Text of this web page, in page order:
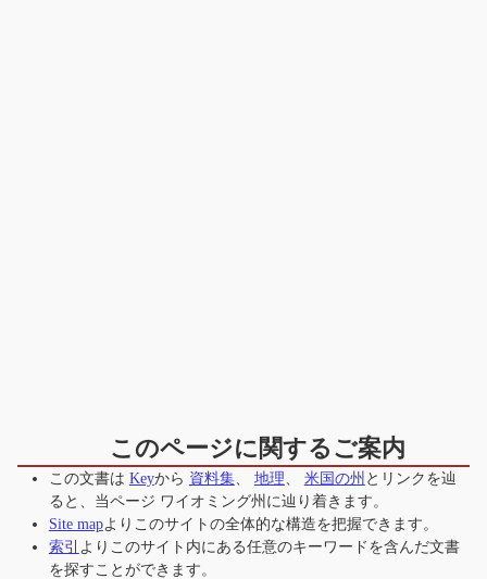
このページに関するご案内
この文書は Keyから 資料集、 地理、 米国の州 とリンクを辿
ると、当ページ ワイオミング州 に辿り着きます。
Site mapよりこのサイトの全体的な構造を把握できます。
索引 よりこのサイト内にある任意のキーワードを含んだ文書
を探すことができます。